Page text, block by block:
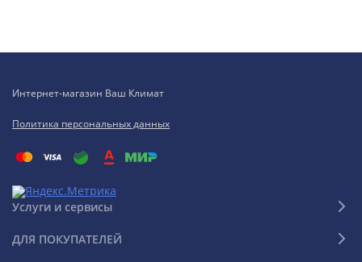
Интернет-магазин Ваш Климат
Политика персональных данных
Услуги и сервисы
ДЛЯ ПОКУПАТЕЛЕЙ